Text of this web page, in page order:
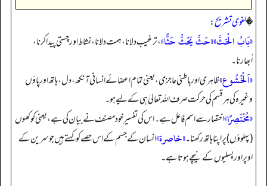
�لغوی تشریح:
«بَابُ الْحَثِّ»«حَثَّ يَحُثُّ حَثًّا»، ترغیب دلانا، ہمت دلانا، نشاط اور چستی پیدا کرنا،
اُبھارنا۔
«اَلْخُشُوع»ظاہری اور باطنی عاجزی، یعنی تمام اعضائے انسانی آنکھ، دل، ہاتھ اور پاؤں
وغیرہ کی ہر قسم کی حرکت صرف اللہ تعالیٰ ہی کے لیے ہو۔
«مُخْتَصِرًا»اختصار سے اسم فاعل ہے۔ اس کی تفسیر خود مصنف نے بیان کی ہے، یعنی کوکھوں
(پہلوؤں) پر اپنا ہاتھ رکھنا۔«خاصرة»انسان کے جسم کے اس حصے کو کہتے ہیں جو سرین کے
اوپر اور پسلیوں کے نیچے ہوتا ہے۔